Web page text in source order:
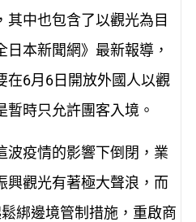
其中也包含了以觀光為目
本新聞網》最新報導，
在6月6日開放外國人以觀
時只允許團客入境。
波疫情的影響下倒閉，業
興觀光有著極大聲浪，而
綁邊境管制措施，重啟商